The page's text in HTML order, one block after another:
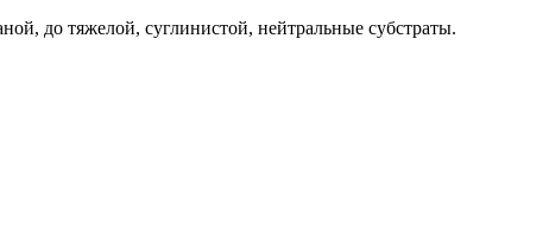
до тяжелой, суглинистой, нейтральные субстраты.